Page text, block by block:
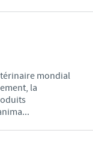
mondial
la